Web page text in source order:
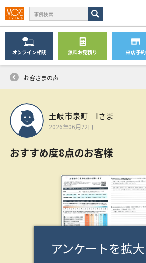
オンライン相談 無料お見積り 来店予約
お客さまの声
土岐市泉町 Iさま
2026年06月22日
おすすめ度8点のお客様
アンケートを拡大